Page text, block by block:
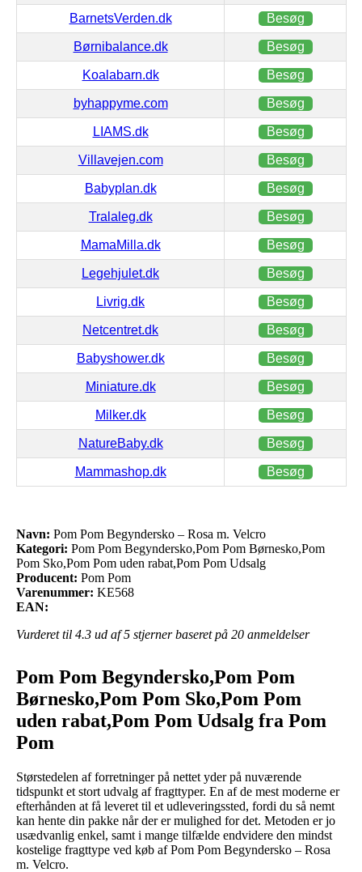
BarnetsVerden.dk Besøg
Børnibalance.dk Besøg
Koalabarn.dk Besøg
byhappyme.com Besøg
LIAMS.dk Besøg
Villavejen.com Besøg
Babyplan.dk Besøg
Tralaleg.dk Besøg
MamaMilla.dk Besøg
Legehjulet.dk Besøg
Livrig.dk Besøg
Netcentret.dk Besøg
Babyshower.dk Besøg
Miniature.dk Besøg
Milker.dk Besøg
NatureBaby.dk Besøg
Mammashop.dk Besøg
Navn: Pom Pom Begyndersko – Rosa m. Velcro
Kategori: Pom Pom Begyndersko,Pom Pom Børnesko,Pom
Pom Sko,Pom Pom uden rabat,Pom Pom Udsalg
Producent: Pom Pom
Varenummer: KE568
EAN:
Vurderet til 4.3 ud af 5 stjerner baseret på 20 anmeldelser
Pom Pom Begyndersko,Pom Pom
Børnesko,Pom Pom Sko,Pom Pom
uden rabat,Pom Pom Udsalg fra Pom
Pom
Størstedelen af forretninger på nettet yder på nuværende
tidspunkt et stort udvalg af fragttyper. En af de mest moderne er
efterhånden at få leveret til et udleveringssted, fordi du så nemt
kan hente din pakke når der er mulighed for det. Metoden er jo
usædvanlig enkel, samt i mange tilfælde endvidere den mindst
kostelige fragttype ved køb af Pom Pom Begyndersko – Rosa
m. Velcro.